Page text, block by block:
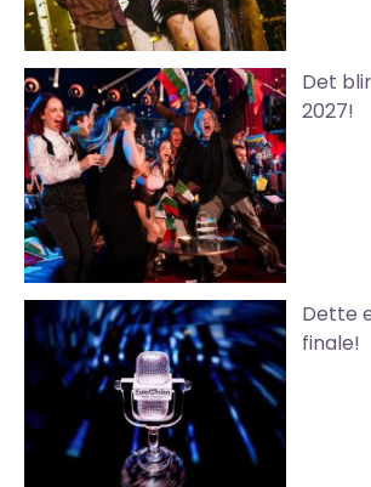
Det
2027!
Dette
finale!